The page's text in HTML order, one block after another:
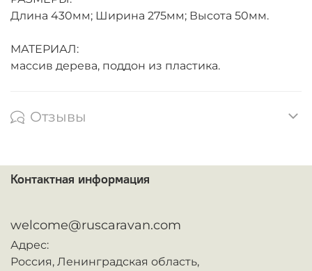
Длина 430мм; Ширина 275мм; Высота 50мм.
МАТЕРИАЛ:
массив дерева, поддон из пластика.
Отзывы
Контактная информация
welcome@ruscaravan.com
Адрес:
Россия, Ленинградская область,